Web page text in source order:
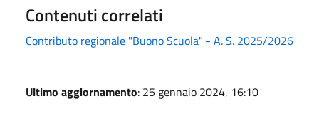
Contenuti correlati
Contributo regionale "Buono Scuola" - A. S. 2025/2026
Ultimo aggiornamento: 25 gennaio 2024, 16:10